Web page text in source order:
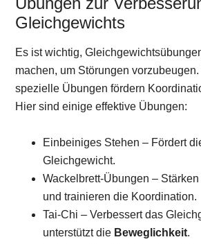
Gleichgewichts
Es ist wichtig,
machen, um Störungen
spezielle Übungen fördern
Hier sind einige effektive Übungen:
Einbeiniges Stehen – Fördert
Gleichgewicht.
Wackelbrett-Übungen –
und trainieren die Koordination.
Tai-Chi – Verbessert das
unterstützt die Beweglichkeit.